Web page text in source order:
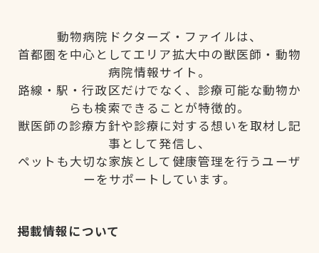
動物病院ドクターズ・ファイルは、
首都圏を中心としてエリア拡大中の獣医師・動物
病院情報サイト。
路線・駅・行政区だけでなく、診療可能な動物か
らも検索できることが特徴的。
獣医師の診療方針や診療に対する想いを取材し記
事として発信し、
ペットも大切な家族として健康管理を行うユーザ
ーをサポートしています。
掲載情報について